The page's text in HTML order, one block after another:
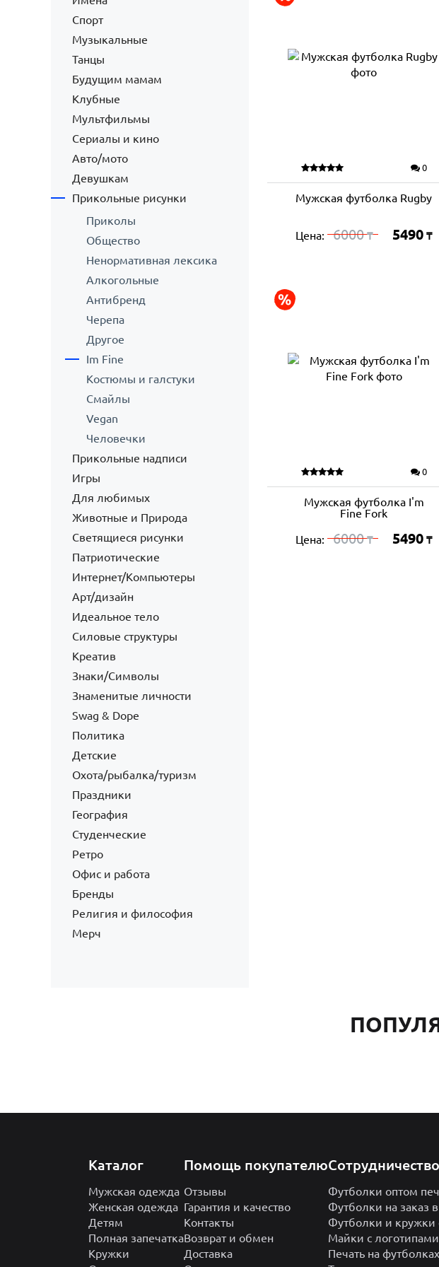
Спорт
Музыкальные
Танцы
Будущим мамам
Клубные
Мультфильмы
Сериалы и кино
Авто/мото
Девушкам
Прикольные рисунки
Приколы
Общество
Ненормативная лексика
Алкогольные
Антибренд
Черепа
Другое
Im Fine
Костюмы и галстуки
Смайлы
Vegan
Человечки
Прикольные надписи
Игры
Для любимых
Животные и Природа
Светящиеся рисунки
Патриотические
Интернет/Компьютеры
Арт/дизайн
Идеальное тело
Силовые структуры
Креатив
Знаки/Символы
Знаменитые личности
Swag & Dope
Политика
Детские
Охота/рыбалка/туризм
Праздники
География
Студенческие
Ретро
Офис и работа
Бренды
Религия и философия
Мерч
0
Мужская футболка Rugby
Цена: 6000₸ 5490 ₸
0
Мужская футболка I'm
Fine Fork
Цена: 6000₸ 5490 ₸
Каталог
Мужская одежда
Женская одежда
Детям
Полная запечатка
Кружки
Помощь покупателю
Отзывы
Гарантия и качество
Контакты
Возврат и обмен
Доставка
Сотрудничество
Футболки оптом
Футболки на заказ
Футболки и кружки
Майки с логотипами
Печать на футболках